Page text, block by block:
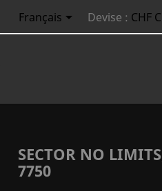
Français Devise : CHF
SECTOR NO
7750